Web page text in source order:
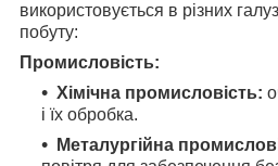
використовується в різних
побуту:
Промисловість:
Хімічна промисловість:
і їх обробка.
Металургійна